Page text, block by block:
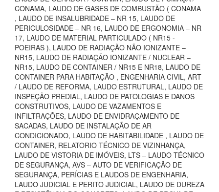
CONAMA, LAUDO DE GASES DE COMBUSTÃO ( CONAMA
, LAUDO DE INSALUBRIDADE – NR 15, LAUDO DE
PERICULOSIDADE – NR 16, LAUDO DE ERGONOMIA – NR
17, LAUDO DE MATERIAL PARTICULADO ( NR15 -
POEIRAS ), LAUDO DE RADIAÇÃO NÃO IONIZANTE –
NR15, LAUDO DE RADIAÇÃO IONIZANTE / NUCLEAR –
NR15, LAUDO DE CONTAINER / NR15 E NR18, LAUDO DE
CONTAINER PARA HABITAÇÃO , ENGENHARIA CIVIL, ART
/ LAUDO DE REFORMA, LAUDO ESTRUTURAL, LAUDO DE
INSPEÇÃO PREDIAL, LAUDO DE PATOLOGIAS E DANOS
CONSTRUTIVOS, LAUDO DE VAZAMENTOS E
INFILTRAÇÕES, LAUDO DE ENVIDRAÇAMENTO DE
SACADAS, LAUDO DE INSTALAÇÃO DE AR
CONDICIONADO, LAUDO DE HABITABILIDADE , LAUDO DE
CONTAINER, RELATORIO TÉCNICO DE VIZINHANÇA,
LAUDO DE VISTORIA DE IMÓVEIS, LTS – LAUDO TÉCNICO
DE SEGURANÇA, AVS – AUTO DE VERIFICAÇÃO DE
SEGURANÇA, PERÍCIAS E LAUDOS DE ENGENHARIA,
LAUDO JUDICIAL E PERITO JUDICIAL, LAUDO DE DUREZA